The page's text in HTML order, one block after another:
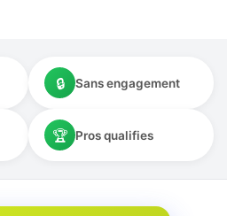
🔒 Sans engagement
🏆 Pros qualifies